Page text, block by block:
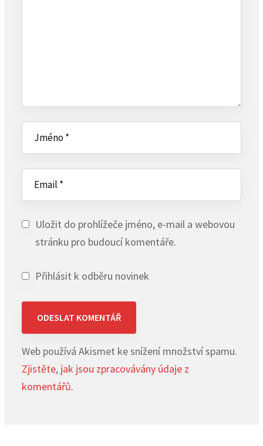
Uložit do prohlížeče jméno, e-mail a webovou
stránku pro budoucí komentáře.
Přihlásit k odběru novinek
Web používá Akismet ke snížení množství spamu.
Zjistěte, jak jsou zpracovávány údaje z
komentářů.